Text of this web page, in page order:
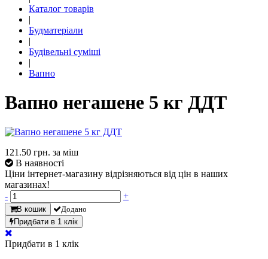
Каталог товарів
|
Будматеріали
|
Будівельні суміші
|
Вапно
Вапно негашене 5 кг ДДТ
121.50 грн. за міш
В наявності
Ціни інтернет-магазину відрізняються від цін в наших
магазинах!
-
+
В кошик
Додано
Придбати в 1 клік
Придбати в 1 клік